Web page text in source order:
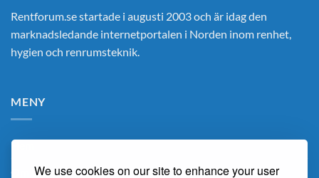
We use cookies on our site to enhance your user
Rentforum.se startade i augusti 2003 och är idag den
marknadsledande internetportalen i Norden inom renhet,
hygien och renrumsteknik.
MENY
Hem
Om Oss